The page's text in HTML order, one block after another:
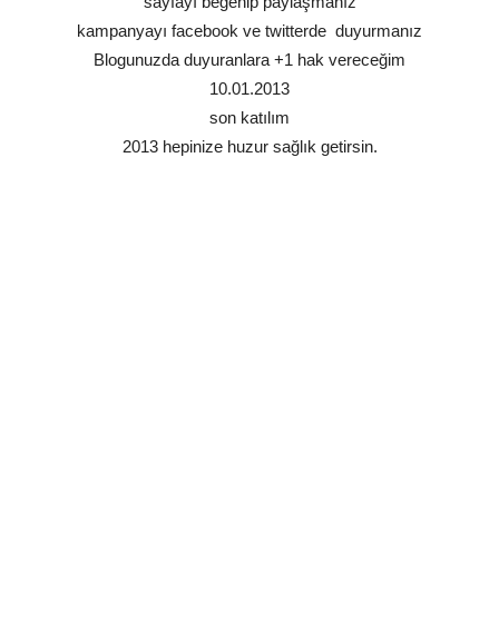
kampanyayı facebook ve twitterde duyurmanız
Blogunuzda duyuranlara +1 hak vereceğim
10.01.2013
son katılım
2013 hepinize huzur sağlık getirsin.